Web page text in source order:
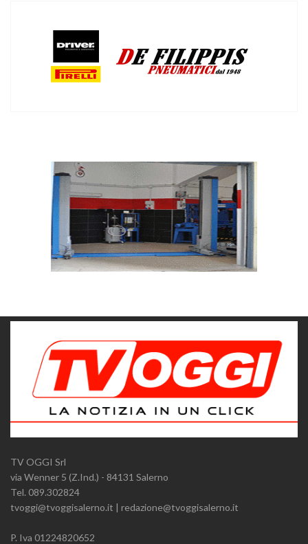
TV OGGI Srl
via Wenner 5 (Z.Ind.) - 84131 Salerno
Tel. 089.302824
tvoggi@tvoggisalerno.it | redazione@tvoggisalerno.it
P. Iva 01224820652